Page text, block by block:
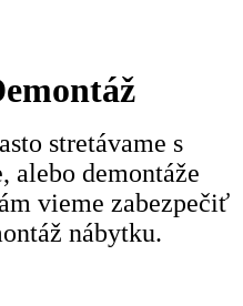
stretávame s
alebo demontáže
vieme zabezpečiť
nábytku.